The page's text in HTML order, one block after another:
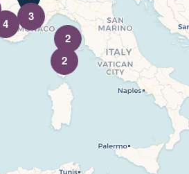
3
4
2
2